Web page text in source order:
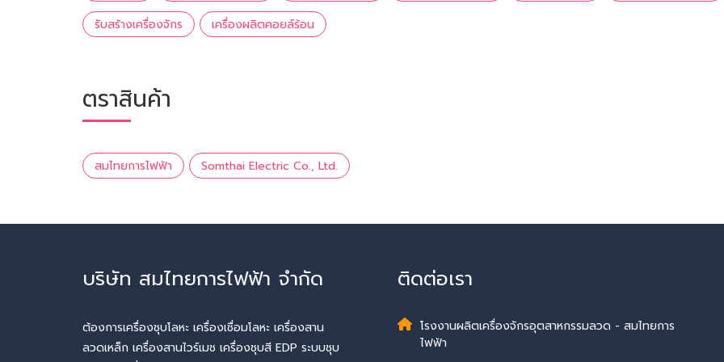
รับสร้างเครื่องจักร เครื่องผลิตคอยล์ร้อน
ตราสินค้า
สมไทยการไฟฟ้า Somthai Electric Co., Ltd.
บริษัท สมไทยการไฟฟ้า จำกัด
ต้องการเครื่องชุบโลหะ เครื่องเชื่อมโลหะ เครื่องสาน
ลวดเหล็ก เครื่องสานไวร์เมช เครื่องชุบสี EDP ระบบชุบ
ติดต่อเรา
โรงงานผลิตเครื่องจักรอุตสาหกรรมลวด - สมไทยการ
ไฟฟ้า